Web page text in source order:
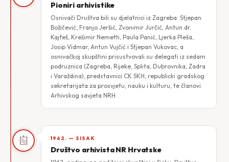
Pioniri arhivistike
Osnivači Društva bili su djelatnici iz Zagreba: Stjepan
Božičević, Franjo Jeršić, Zvonimir Jurčić, Antun dr.
Kajfeš, Krešimir Nemeth, Paula Panić, Ljerka Pleša,
Josip Vidmar, Antun Vujčić i Stjepan Vukovac, a
osnivačkoj skupštini prisustvovali su delegati iz sedam
podruznica (Zagreba, Rijeke, Splita, Dubrovnika, Zadra
i Varaždina), predstavnici CK SKH, republicki gradskog
sekretarijata za prosvjetu, nauku i kulturu, te članovi
Arhivskog savjeta NRH.
1962. — SISAK
Društvo arhivista NR Hrvatske